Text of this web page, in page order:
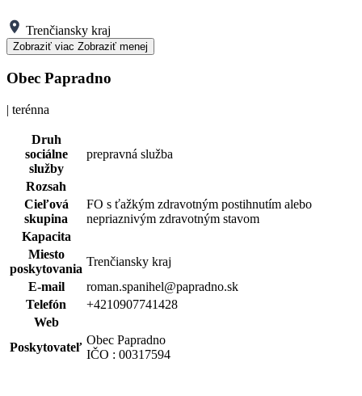
Trenčiansky kraj
Zobraziť viac Zobraziť menej
Obec Papradno
| terénna
Druh
sociálne
služby
prepravná služba
Rozsah
Cieľová
skupina
FO s ťažkým zdravotným postihnutím alebo
nepriaznivým zdravotným stavom
Kapacita
Miesto
poskytovania
Trenčiansky kraj
E-mail
roman.spanihel@papradno.sk
Telefón
+4210907741428
Web
Poskytovateľ
Obec Papradno
IČO : 00317594